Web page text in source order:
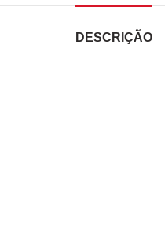
DESCRIÇÃO